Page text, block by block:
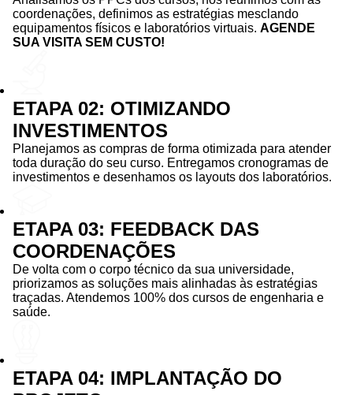
coordenações, definimos as estratégias mesclando
equipamentos físicos e laboratórios virtuais. AGENDE
SUA VISITA SEM CUSTO!
ETAPA 02: OTIMIZANDO
INVESTIMENTOS
Planejamos as compras de forma otimizada para atender
toda duração do seu curso. Entregamos cronogramas de
investimentos e desenhamos os layouts dos laboratórios.
ETAPA 03: FEEDBACK DAS
COORDENAÇÕES
De volta com o corpo técnico da sua universidade,
priorizamos as soluções mais alinhadas às estratégias
traçadas. Atendemos 100% dos cursos de engenharia e
saúde.
ETAPA 04: IMPLANTAÇÃO DO